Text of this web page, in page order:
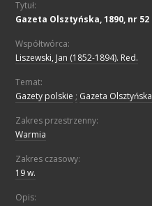
Tytuł:
Gazeta Olsztyńska, 1890, nr 52
Współtwórca:
Liszewski, Jan (1852-1894). Red.
Temat:
Gazety polskie ; Gazeta Olsztyńska
Zakres przestrzenny:
Warmia
Zakres czasowy:
19 w.
Opis: